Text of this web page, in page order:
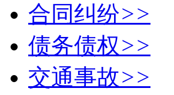
合同纠纷>>
债务债权>>
交通事故>>